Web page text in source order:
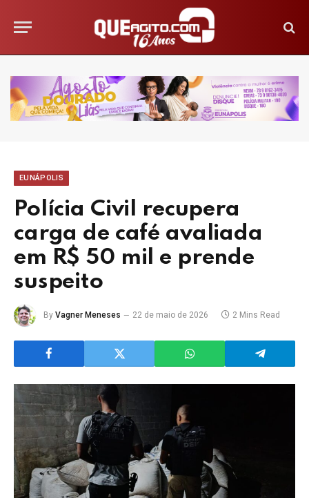
EUNÁPOLIS
Polícia Civil recupera
carga de café avaliada
em R$ 50 mil e prende
suspeito
By Vagner Meneses 22 de maio de 2026 2 Mins Read